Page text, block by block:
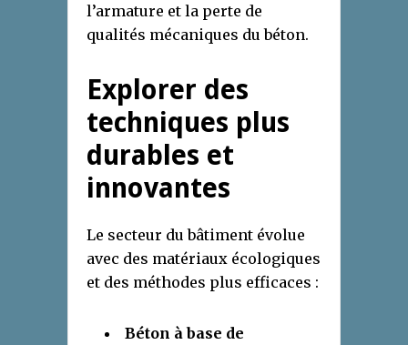
l’armature et la perte de
qualités mécaniques du béton.
Explorer des
techniques plus
durables et
innovantes
Le secteur du bâtiment évolue
avec des matériaux écologiques
et des méthodes plus efficaces :
Béton à base de